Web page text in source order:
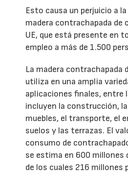
Esto causa un perjuicio a
madera contrachapada de
UE, que está presente en
empleo a más de 1.500
La madera contrachapada
utiliza en una amplia
aplicaciones finales, entre
incluyen la construcción,
muebles, el transporte, el
suelos y las terrazas. El
consumo de
se estima en 600 millones
de los cuales 216 millones